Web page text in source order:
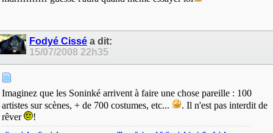
Fodyé Cissé a dit:
15/07/2008 22h35
Imaginez que les Soninké arrivent à faire une chose pareille : 100
artistes sur scènes, + de 700 costumes, etc...
. Il n'est pas interdit de
rêver
!